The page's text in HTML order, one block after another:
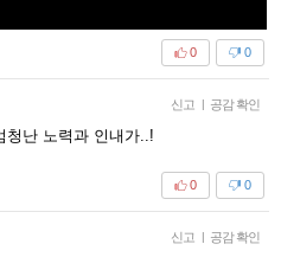
0
0
신고 | 공감 확인
청난 노력과 인내가..!
0
0
신고 | 공감 확인